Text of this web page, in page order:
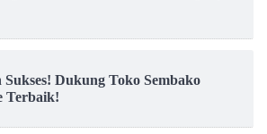
Sukses! Dukung Toko Sembako
Terbaik!